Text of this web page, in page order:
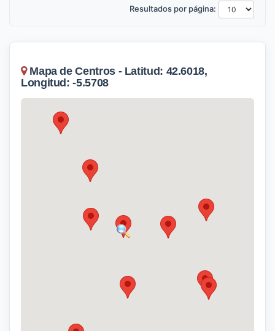
Resultados por página:
Mapa de Centros - Latitud: 42.6018,
Longitud: -5.5708